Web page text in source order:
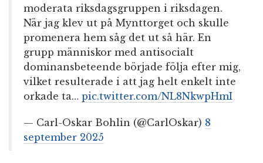
moderata riksdagsgruppen i riksdagen.
När jag klev ut på Mynttorget och skulle
promenera hem såg det ut så här. En
grupp människor med antisocialt
dominansbeteende började följa efter mig,
vilket resulterade i att jag helt enkelt inte
orkade ta… pic.twitter.com/NL8NkwpHmI
— Carl-Oskar Bohlin (@CarlOskar) 8
september 2025